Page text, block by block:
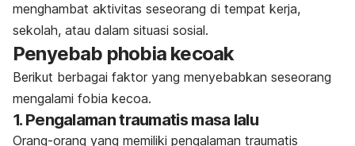
menghambat aktivitas seseorang di tempat kerja,
sekolah, atau dalam situasi sosial.
Penyebab phobia kecoak
Berikut berbagai faktor yang menyebabkan seseorang
mengalami fobia kecoa.
1. Pengalaman traumatis masa lalu
Orang-orang yang memiliki pengalaman traumatis